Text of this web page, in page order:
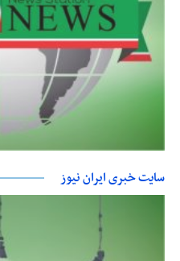
سایت خبری ایران نیوز